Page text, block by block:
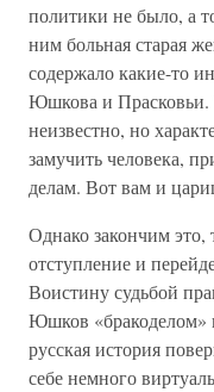
политики не было, а
ним больная старая
содержало какие-то
Юшкова и Прасковьи.
неизвестно, но
замучить человека,
делам. Вот вам и
Однако закончим это,
отступление и
Воистину судьбой
Юшков «бракоделом»
русская история
себе немного